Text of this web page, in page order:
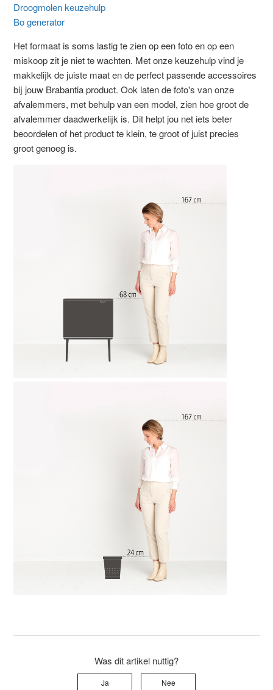
Droogmolen keuzehulp
Bo generator
Het formaat is soms lastig te zien op een foto en op een
miskoop zit je niet te wachten. Met onze keuzehulp vind je
makkelijk de juiste maat en de perfect passende accessoires
bij jouw Brabantia product. Ook laten de foto's van onze
afvalemmers, met behulp van een model, zien hoe groot de
afvalemmer daadwerkelijk is. Dit helpt jou net iets beter
beoordelen of het product te klein, te groot of juist precies
groot genoeg is.
Was dit artikel nuttig?
Ja Nee